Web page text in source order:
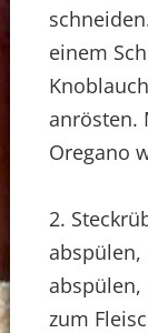
einem
anrösten.
Oregano
2.
abspülen,
abspülen,
zum